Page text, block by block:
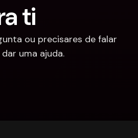
ti
ou precisares de falar
uma ajuda.